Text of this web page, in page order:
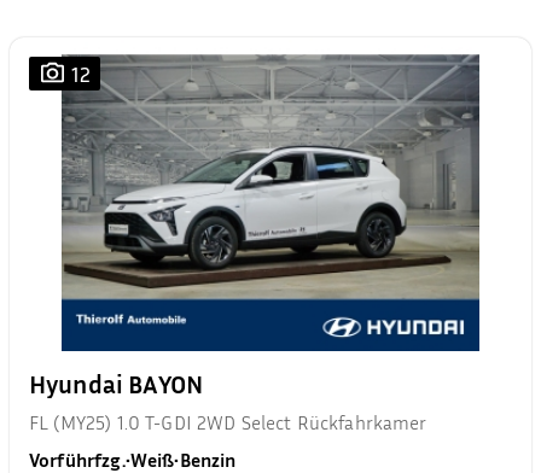
12
Hyundai BAYON
FL (MY25) 1.0 T-GDI 2WD Select Rückfahrkamer
Vorführfzg.•Weiß•Benzin